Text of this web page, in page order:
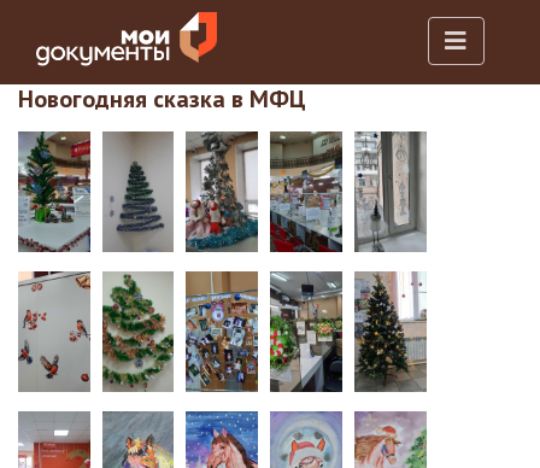
Новогодняя сказка в МФЦ